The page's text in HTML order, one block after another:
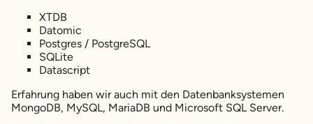
XTDB
Datomic
Postgres / PostgreSQL
SQLite
Datascript
Erfahrung haben wir auch mit den Datenbanksystemen
MongoDB, MySQL, MariaDB und Microsoft SQL Server.